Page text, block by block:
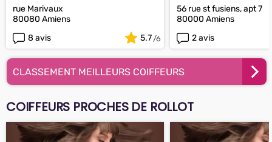
rue Marivaux
80080 Amiens
8 avis
5.7
56 rue st fusiens, apt 7
80000 Amiens
2 avis
CLASSEMENT MEILLEURS COIFFEURS
COIFFEURS PROCHES DE ROLLOT